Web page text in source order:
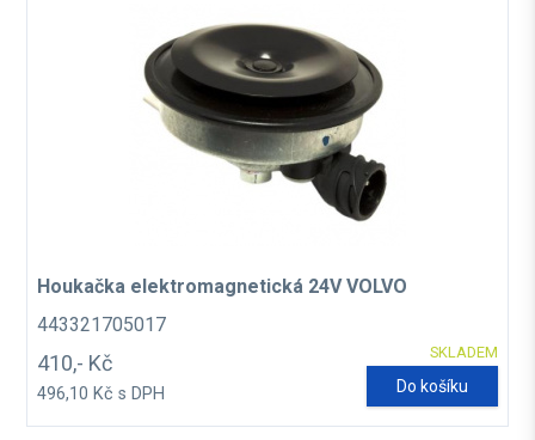
Houkačka elektromagnetická 24V VOLVO
443321705017
SKLADEM
410,- Kč
496,10 Kč s DPH Do košíku